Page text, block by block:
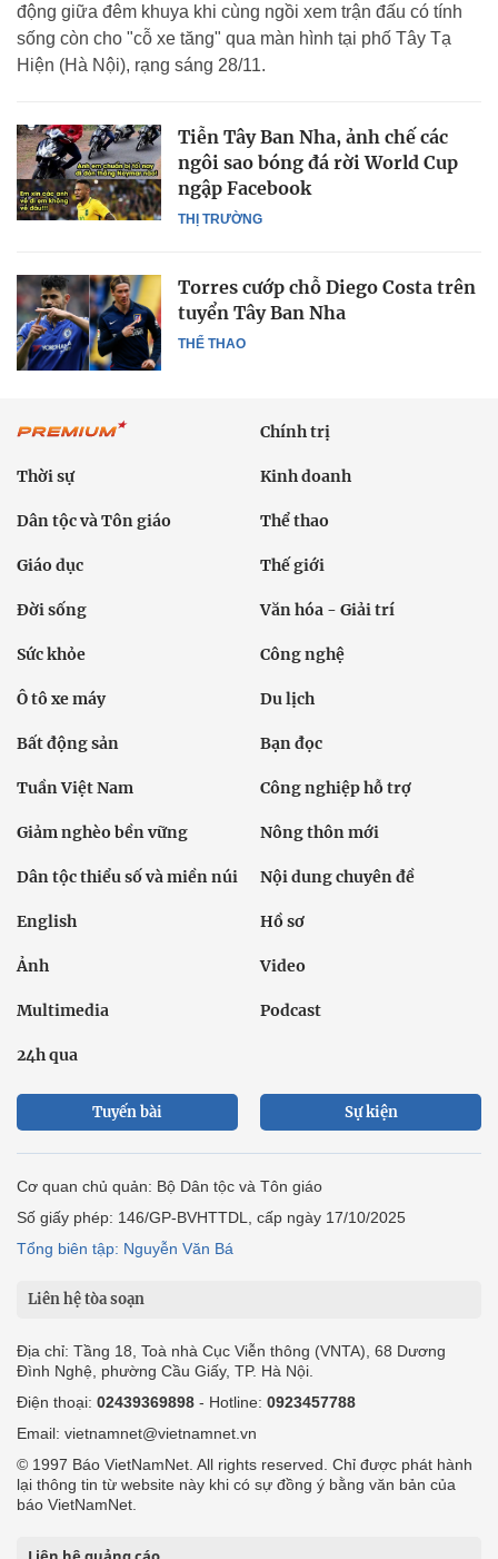
động giữa đêm khuya khi cùng ngồi xem trận đấu có tính
sống còn cho "cỗ xe tăng" qua màn hình tại phố Tây Tạ
Hiện (Hà Nội), rạng sáng 28/11.
THỊ TRƯỜNG
Tiễn Tây Ban Nha, ảnh chế các
ngôi sao bóng đá rời World Cup
ngập Facebook
THỂ THAO
Torres cướp chỗ Diego Costa trên
tuyển Tây Ban Nha
Chính trị
Thời sự Kinh doanh
Dân tộc và Tôn giáo Thể thao
Giáo dục Thế giới
Đời sống Văn hóa - Giải trí
Sức khỏe Công nghệ
Ô tô xe máy Du lịch
Bất động sản Bạn đọc
Tuần Việt Nam Công nghiệp hỗ trợ
Giảm nghèo bền vững Nông thôn mới
Dân tộc thiểu số và miền núi Nội dung chuyên đề
English Hồ sơ
Ảnh Video
Multimedia Podcast
24h qua
Tuyến bài Sự kiện
Cơ quan chủ quản: Bộ Dân tộc và Tôn giáo
Số giấy phép: 146/GP-BVHTTDL, cấp ngày 17/10/2025
Tổng biên tập: Nguyễn Văn Bá
Liên hệ tòa soạn
Địa chỉ: Tầng 18, Toà nhà Cục Viễn thông (VNTA), 68 Dương
Đình Nghệ, phường Cầu Giấy, TP. Hà Nội.
Điện thoại: 02439369898 - Hotline: 0923457788
Email: vietnamnet@vietnamnet.vn
© 1997 Báo VietNamNet. All rights reserved. Chỉ được phát hành
lại thông tin từ website này khi có sự đồng ý bằng văn bản của
báo VietNamNet.